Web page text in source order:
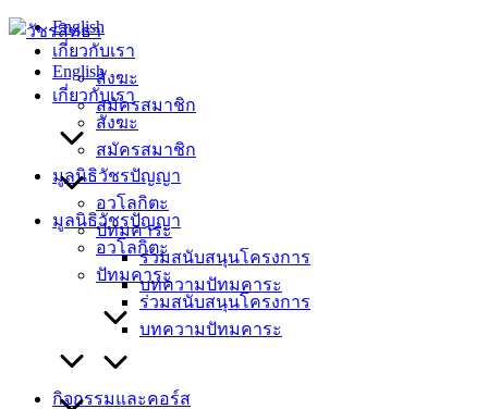
Skip
contentEnglish
เกี่ยวกับเรา
สังฆะ
สมัครสมาชิก
มูลนิธิวัชรปัญญา
อวโลกิตะ
ปัทมคาระ
ร่วมสนับสนุนโครงการ
บทความปัทมคาระ
English
เกี่ยวกับเรา
สังฆะ
สมัครสมาชิก
มูลนิธิวัชรปัญญา
อวโลกิตะ
ปัทมคาระ
ร่วมสนับสนุนโครงการ
บทความปัทมคาระ
กิจกรรมและคอร์ส